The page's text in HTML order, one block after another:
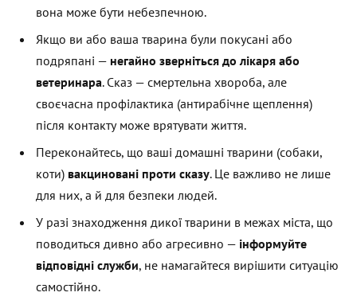
вона може бути небезпечною.
Якщо ви або ваша тварина були покусані або
подряпані — негайно зверніться до лікаря або
ветеринара. Сказ — смертельна хвороба, але
своєчасна профілактика (антирабічне щеплення)
після контакту може врятувати життя.
Переконайтесь, що ваші домашні тварини (собаки,
коти) вакциновані проти сказу. Це важливо не лише
для них, а й для безпеки людей.
У разі знаходження дикої тварини в межах міста, що
поводиться дивно або агресивно — інформуйте
відповідні служби, не намагайтеся вирішити ситуацію
самостійно.